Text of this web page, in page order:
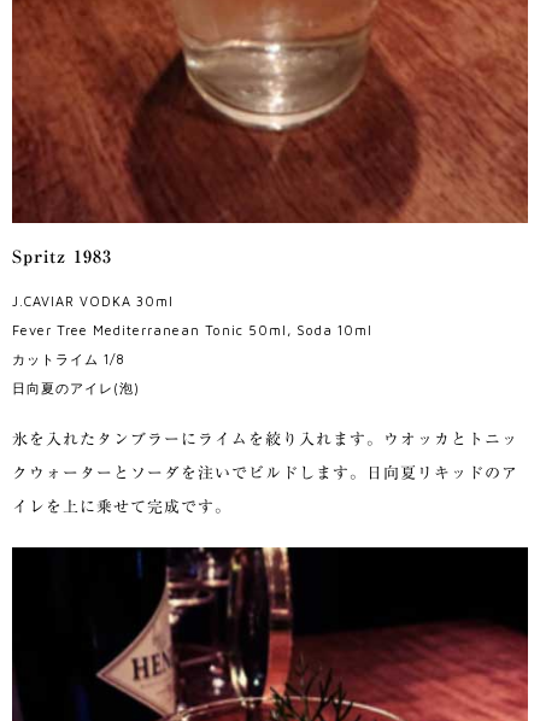
Spritz 1983
J.CAVIAR VODKA 30ml
Fever Tree Mediterranean Tonic 50ml, Soda 10ml
カットライム 1/8
日向夏のアイレ(泡)
氷を入れたタンブラーにライムを絞り入れます。ウオッカとトニッ
クウォーターとソーダを注いでビルドします。日向夏リキッドのア
イレを上に乗せて完成です。